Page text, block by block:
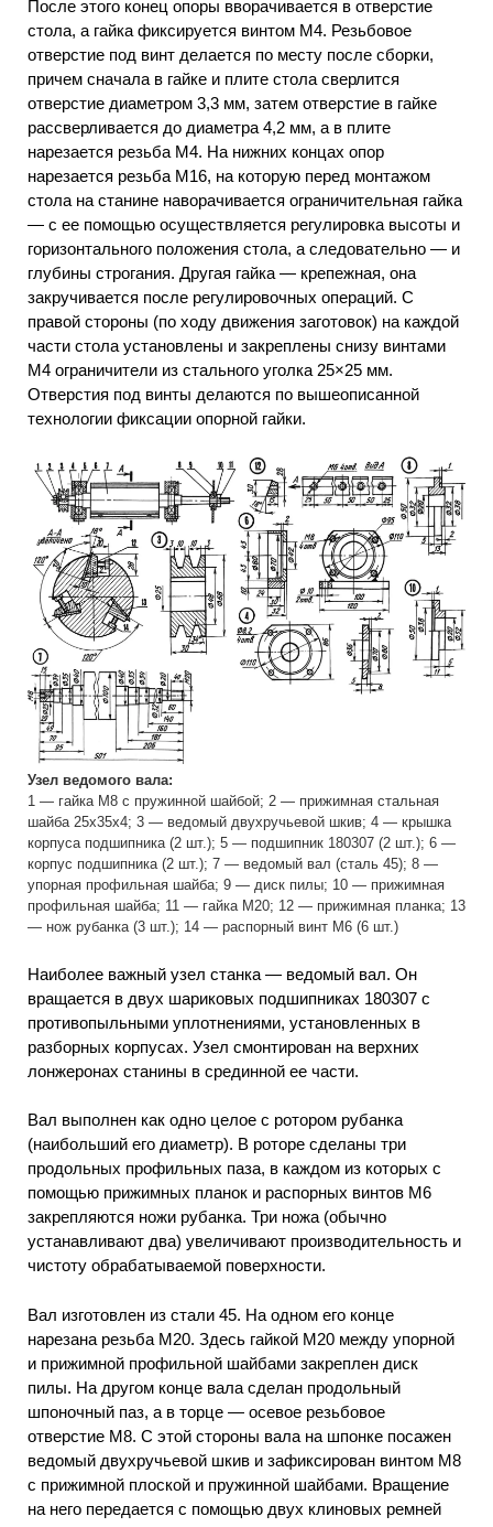
После этого конец опоры вворачивается в отверстие
стола, а гайка фиксируется винтом М4. Резьбовое
отверстие под винт делается по месту после сборки,
причем сначала в гайке и плите стола сверлится
отверстие диаметром 3,3 мм, затем отверстие в гайке
рассверливается до диаметра 4,2 мм, а в плите
нарезается резьба М4. На нижних концах опор
нарезается резьба М16, на которую перед монтажом
стола на станине наворачивается ограничительная гайка
— с ее помощью осуществляется регулировка высоты и
горизонтального положения стола, а следовательно — и
глубины строгания. Другая гайка — крепежная, она
закручивается после регулировочных операций. С
правой стороны (по ходу движения заготовок) на каждой
части стола установлены и закреплены снизу винтами
М4 ограничители из стального уголка 25×25 мм.
Отверстия под винты делаются по вышеописанной
технологии фиксации опорной гайки.
Узел ведомого вала:
1 — гайка М8 с пружинной шайбой; 2 — прижимная стальная
шайба 25x35x4; 3 — ведомый двухручьевой шкив; 4 — крышка
корпуса подшипника (2 шт.); 5 — подшипник 180307 (2 шт.); 6 —
корпус подшипника (2 шт.); 7 — ведомый вал (сталь 45); 8 —
упорная профильная шайба; 9 — диск пилы; 10 — прижимная
профильная шайба; 11 — гайка М20; 12 — прижимная планка; 13
— нож рубанка (3 шт.); 14 — распорный винт М6 (6 шт.)
Наиболее важный узел станка — ведомый вал. Он
вращается в двух шариковых подшипниках 180307 с
противопыльными уплотнениями, установленных в
разборных корпусах. Узел смонтирован на верхних
лонжеронах станины в срединной ее части.
Вал выполнен как одно целое с ротором рубанка
(наибольший его диаметр). В роторе сделаны три
продольных профильных паза, в каждом из которых с
помощью прижимных планок и распорных винтов М6
закрепляются ножи рубанка. Три ножа (обычно
устанавливают два) увеличивают производительность и
чистоту обрабатываемой поверхности.
Вал изготовлен из стали 45. На одном его конце
нарезана резьба М20. Здесь гайкой М20 между упорной
и прижимной профильной шайбами закреплен диск
пилы. На другом конце вала сделан продольный
шпоночный паз, а в торце — осевое резьбовое
отверстие М8. С этой стороны вала на шпонке посажен
ведомый двухручьевой шкив и зафиксирован винтом М8
с прижимной плоской и пружинной шайбами. Вращение
на него передается с помощью двух клиновых ремней